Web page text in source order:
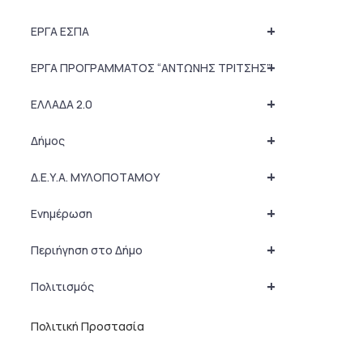
+
ΕΡΓΑ ΕΣΠΑ
+
ΕΡΓΑ ΠΡΟΓΡΑΜΜΑΤΟΣ “ΑΝΤΩΝΗΣ ΤΡΙΤΣΗΣ”
+
ΕΛΛΑΔΑ 2.0
+
Δήμος
+
Δ.Ε.Υ.Α. ΜΥΛΟΠΟΤΑΜΟΥ
+
Ενημέρωση
+
Περιήγηση στο Δήμο
+
Πολιτισμός
Πολιτική Προστασία